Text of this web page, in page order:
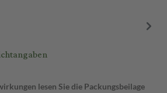
lesen Sie die Packungsbeilage